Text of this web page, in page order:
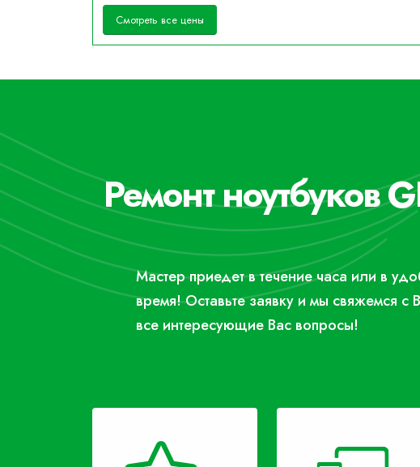
Смотреть все цены
Ремонт ноутбуков
Мастер приедет в течение часа или в
время! Оставьте заявку и мы свяжемся с
все интересующие Вас вопросы!